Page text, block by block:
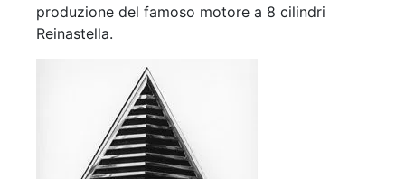
produzione del famoso motore a 8 cilindri
Reinastella.